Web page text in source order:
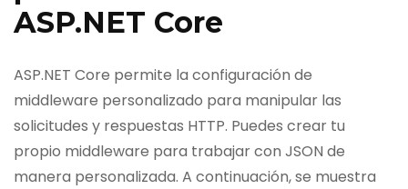
ASP.NET Core
ASP.NET Core permite la configuración de
middleware personalizado para manipular las
solicitudes y respuestas HTTP. Puedes crear tu
propio middleware para trabajar con JSON de
manera personalizada. A continuación, se muestra